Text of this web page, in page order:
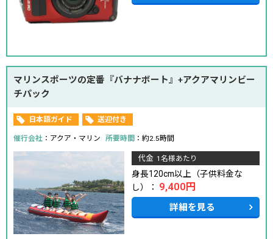
マリンスポーツの定番『バナナボート』+アクアマリンビー
チパック
日本語ガイド 送迎付き
催行会社 ：アクア・マリン 所要時間 ：約2.5時間
代金 1名様あたり
身長120cm以上（子供料金な
し）：
9,400円
詳細を見る